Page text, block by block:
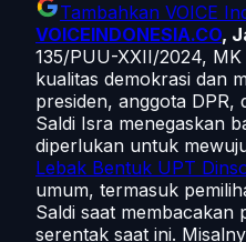
Tambahkan VOICE
VOICEINDONESIA.CO,
135/PUU-XXII/2024,
kualitas demokrasi dan
presiden, anggota
Saldi Isra menegaskan
diperlukan untuk
Lebak Bentuk UPT
umum, termasuk
Saldi saat membacakan
serentak saat ini.